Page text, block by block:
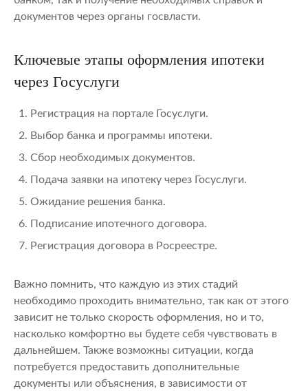
документов через органы госвласти.
Ключевые этапы оформления ипотеки
через Госуслуги
Регистрация на портале Госуслуги.
Выбор банка и программы ипотеки.
Сбор необходимых документов.
Подача заявки на ипотеку через Госуслуги.
Ожидание решения банка.
Подписание ипотечного договора.
Регистрация договора в Росреестре.
Важно помнить, что каждую из этих стадий
необходимо проходить внимательно, так как от этого
зависит не только скорость оформления, но и то,
насколько комфортно вы будете себя чувствовать в
дальнейшем. Также возможны ситуации, когда
потребуется предоставить дополнительные
документы или объяснения, в зависимости от